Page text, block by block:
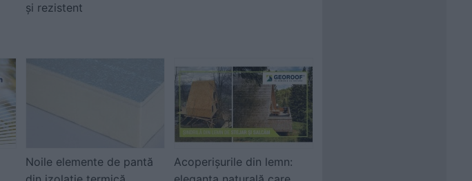
și rezistent
Noile elemente de pantă
Acoperișurile din lemn: